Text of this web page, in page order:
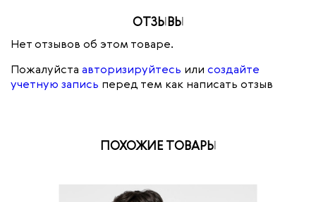
ОТЗЫВЫ
Нет отзывов об этом товаре.
Пожалуйста авторизируйтесь или создайте
учетную запись перед тем как написать отзыв
ПОХОЖИЕ ТОВАРЫ